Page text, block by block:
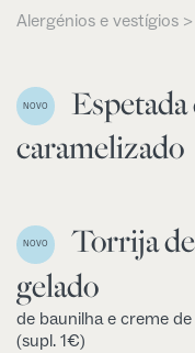
Alergénios e vestígios >
NOVO
Espetada
caramelizado
NOVO
Torrija
gelado
de baunilha e creme
(supl. 1€)